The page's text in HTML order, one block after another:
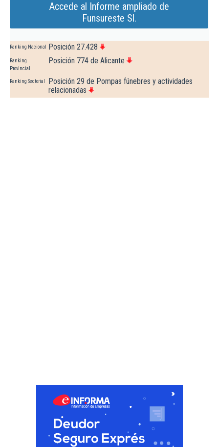
Accede al Informe ampliado de
Funsureste Sl.
Ranking Nacional Posición 27.428
Ranking
Provincial
Posición 774 de Alicante
Ranking Sectorial
Posición 29 de Pompas fúnebres y actividades
relacionadas